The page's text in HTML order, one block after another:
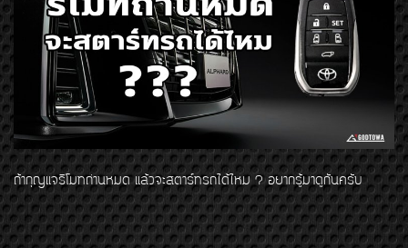
ถ้ากุญแจรีโมทถ่านหมด แล้วจะสตาร์ทรถได้ไหม ? อยากรู้มาดูกันครับ